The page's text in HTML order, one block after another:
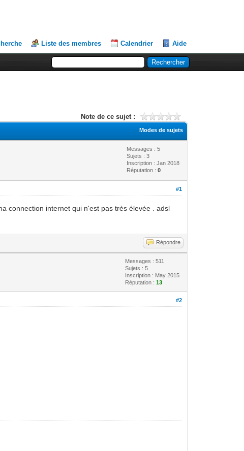
Liste des membres Calendrier Aide
Note de ce sujet :
Modes de sujets
Messages : 5
Sujets : 3
Inscription : Jan 2018
Réputation :0
#1
connection internet qui n'est pas très élevée . adsl
Répondre
Messages : 511
Sujets : 5
Inscription : May 2015
Réputation :13
#2